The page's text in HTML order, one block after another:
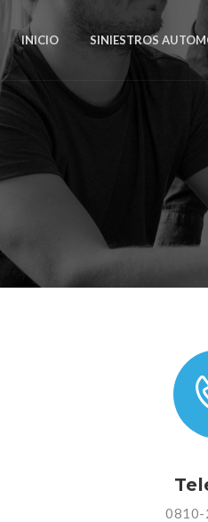
INICIO SINIESTROS
0810-